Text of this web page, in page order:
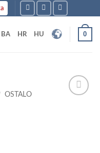
BA HR HU 0
OSTALO